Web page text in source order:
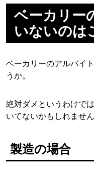
ベーカリー
いないのは
ベーカリーのアルバイ
うか。
絶対ダメというわけで
いてないかもしれません
製造の場合